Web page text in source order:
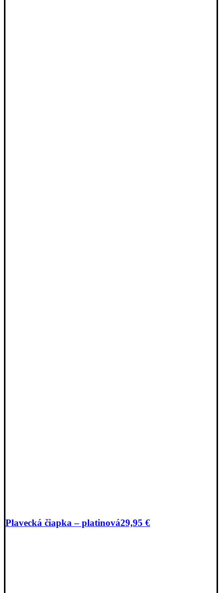
Plavecká čiapka – platinová29,95 €